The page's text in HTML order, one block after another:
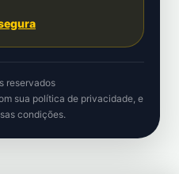
reservados
sua política de privacidade, e
condições.